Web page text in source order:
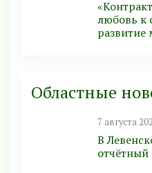
любовь к
развитие
Областные
7 августа
В
отчётный